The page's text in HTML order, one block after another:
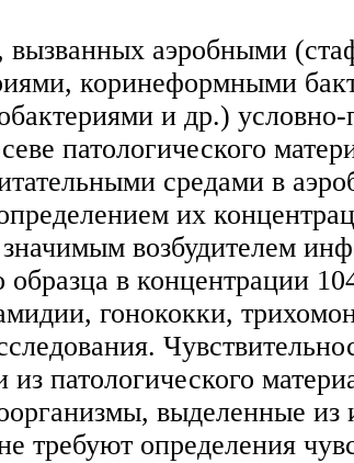
аэробными
коринеформными
и др.)
патологического
средами в
их
возбудителем
образца в концентрации
гонококки,
патологического
выделенные из
требуют определения